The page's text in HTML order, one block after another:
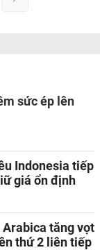
sức ép lên
Indonesia tiếp
giá ổn định
Arabica tăng vọt
thứ 2 liên tiếp